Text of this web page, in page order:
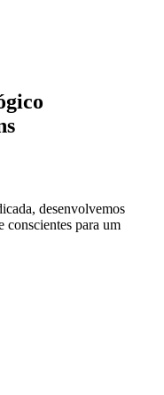
desenvolvemos
conscientes para um